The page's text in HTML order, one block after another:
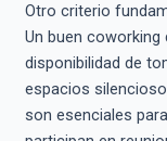
Otro criterio
Un buen coworking
disponibilidad de
espacios
son esenciales